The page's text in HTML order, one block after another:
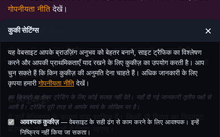
गोपनीयता नीतिदेखें।
7. दायित्व की सीमा
Guba Guba BV वित्तीय नुकसान, गलत जानकारी या तकनीकी
समस्याओं के लिएजिम्मेदार नहींहै। उपयोगकर्ता अपनी ट्रेडिंग निर्णयों की
पूर्ण जिम्मेदारी लेते हैं।
8. लागू कानून
ये शर्तें बेल्जियम के कानून द्वारा शासित हैं। किसी भी विवाद का निपटारा
बेल्जियम की अदालतों में किया जाएगा।
कुकी सेटिंग्स ×
यह वेबसाइट आपके ब्राउज़िंग अनुभव को बेहतर बनाने, साइट ट्रैफिक का विश्लेषण
करने और आपकी प्राथमिकताएँ याद रखने के लिए कुकीज़ का उपयोग करती है। आप
चुन सकते हैं कि किन कुकीज़ की अनुमति देना चाहते हैं। अधिक जानकारी के लिए
कृपया हमारीगोपनीयता नीति देखें।
हम क्रिप्टो या शेयर ट्रेडिंग के लिए कोई सलाह नहीं देते। यहाँ दी गई जानकारी तृतीय पक्षों से
आती है। ट्रेडिंग पूरी तरह से आपके स्वयं के जोखिम पर है।
आवश्यक कुकीज़— वेबसाइट के सही ढंग से काम करने के लिए आवश्यक। इन्हें
निष्क्रिय नहीं किया जा सकता।